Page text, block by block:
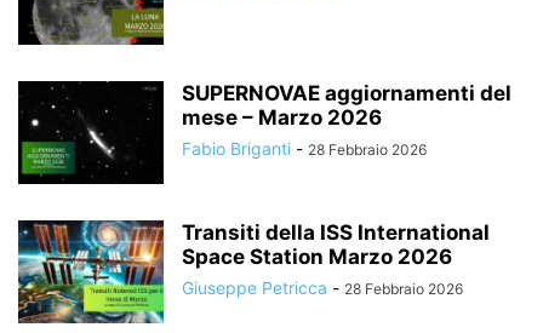
SUPERNOVAE aggiornamenti del
mese – Marzo 2026
Fabio Briganti - 28 Febbraio 2026
Transiti della ISS International
Space Station Marzo 2026
Giuseppe Petricca - 28 Febbraio 2026